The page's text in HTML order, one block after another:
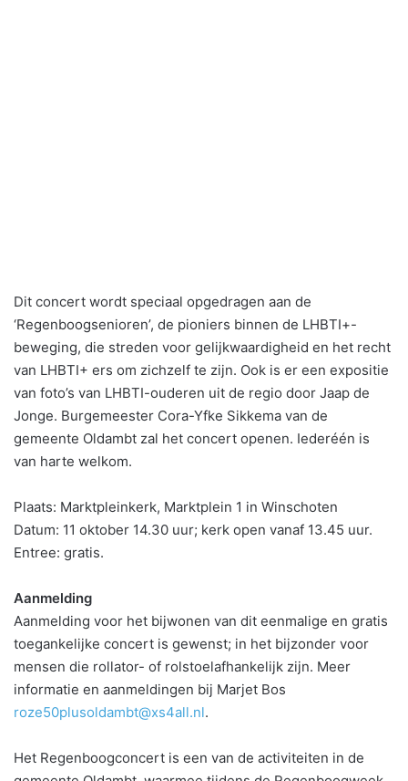
Dit concert wordt speciaal opgedragen aan de
‘Regenboogsenioren’, de pioniers binnen de LHBTI+-
beweging, die streden voor gelijkwaardigheid en het recht
van LHBTI+ ers om zichzelf te zijn. Ook is er een expositie
van foto’s van LHBTI-ouderen uit de regio door Jaap de
Jonge. Burgemeester Cora-Yfke Sikkema van de
gemeente Oldambt zal het concert openen. Iederéén is
van harte welkom.
Plaats: Marktpleinkerk, Marktplein 1 in Winschoten
Datum: 11 oktober 14.30 uur; kerk open vanaf 13.45 uur.
Entree: gratis.
Aanmelding
Aanmelding voor het bijwonen van dit eenmalige en gratis
toegankelijke concert is gewenst; in het bijzonder voor
mensen die rollator- of rolstoelafhankelijk zijn. Meer
informatie en aanmeldingen bij Marjet Bos
roze50plusoldambt@xs4all.nl.
Het Regenboogconcert is een van de activiteiten in de